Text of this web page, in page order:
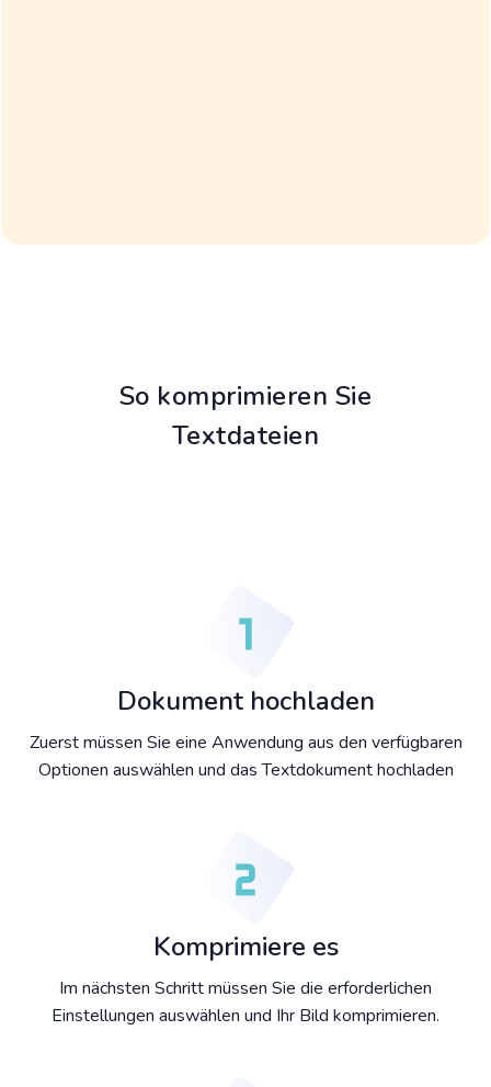
So komprimieren Sie
Textdateien
Dokument hochladen
Zuerst müssen Sie eine Anwendung aus den verfügbaren
Optionen auswählen und das Textdokument hochladen
Komprimiere es
Im nächsten Schritt müssen Sie die erforderlichen
Einstellungen auswählen und Ihr Bild komprimieren.